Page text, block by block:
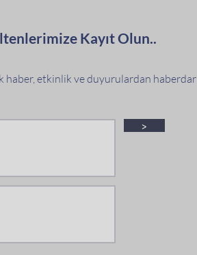
Kayıt Olun..
haber, etkinlik ve duyurulardan haberdar
>